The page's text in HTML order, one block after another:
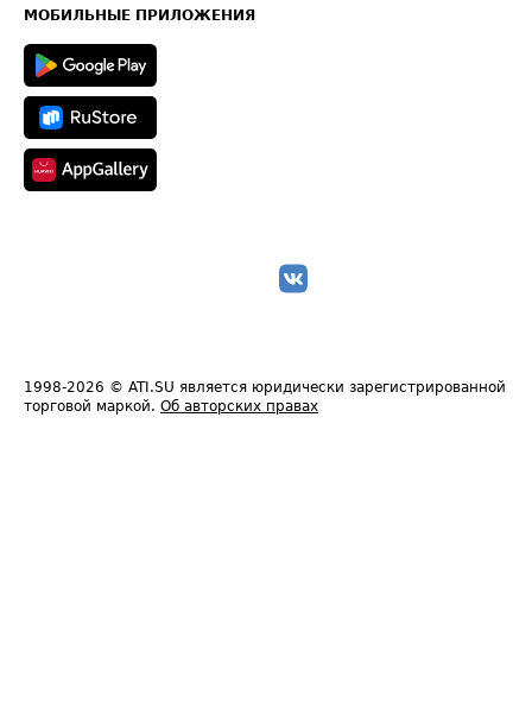
Техническая информация
МОБИЛЬНЫЕ ПРИЛОЖЕНИЯ
1998-2026 © ATI.SU является юридически зарегистрированной
торговой маркой. Об авторских правах